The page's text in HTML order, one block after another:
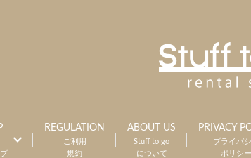
REGULATION
ご利用
規約
ABOUT US
Stuff to go
について
PRIVACY
プライバ
ポリシー